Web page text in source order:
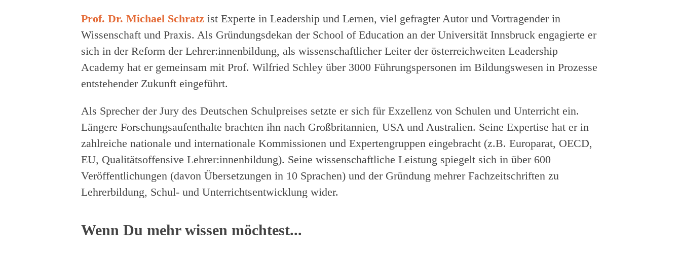
Prof. Dr. Michael Schratz ist Experte in Leadership und Lernen, viel gefragter Autor und Vortragender in
Wissenschaft und Praxis. Als Gründungsdekan der School of Education an der Universität Innsbruck engagierte er
sich in der Reform der Lehrer:innenbildung, als wissenschaftlicher Leiter der österreichweiten Leadership
Academy hat er gemeinsam mit Prof. Wilfried Schley über 3000 Führungspersonen im Bildungswesen in Prozesse
entstehender Zukunft eingeführt.
Als Sprecher der Jury des Deutschen Schulpreises setzte er sich für Exzellenz von Schulen und Unterricht ein.
Längere Forschungsaufenthalte brachten ihn nach Großbritannien, USA und Australien. Seine Expertise hat er in
zahlreiche nationale und internationale Kommissionen und Expertengruppen eingebracht (z.B. Europarat, OECD,
EU, Qualitätsoffensive Lehrer:innenbildung). Seine wissenschaftliche Leistung spiegelt sich in über 600
Veröffentlichungen (davon Übersetzungen in 10 Sprachen) und der Gründung mehrer Fachzeitschriften zu
Lehrerbildung, Schul- und Unterrichtsentwicklung wider.
Wenn Du mehr wissen möchtest...